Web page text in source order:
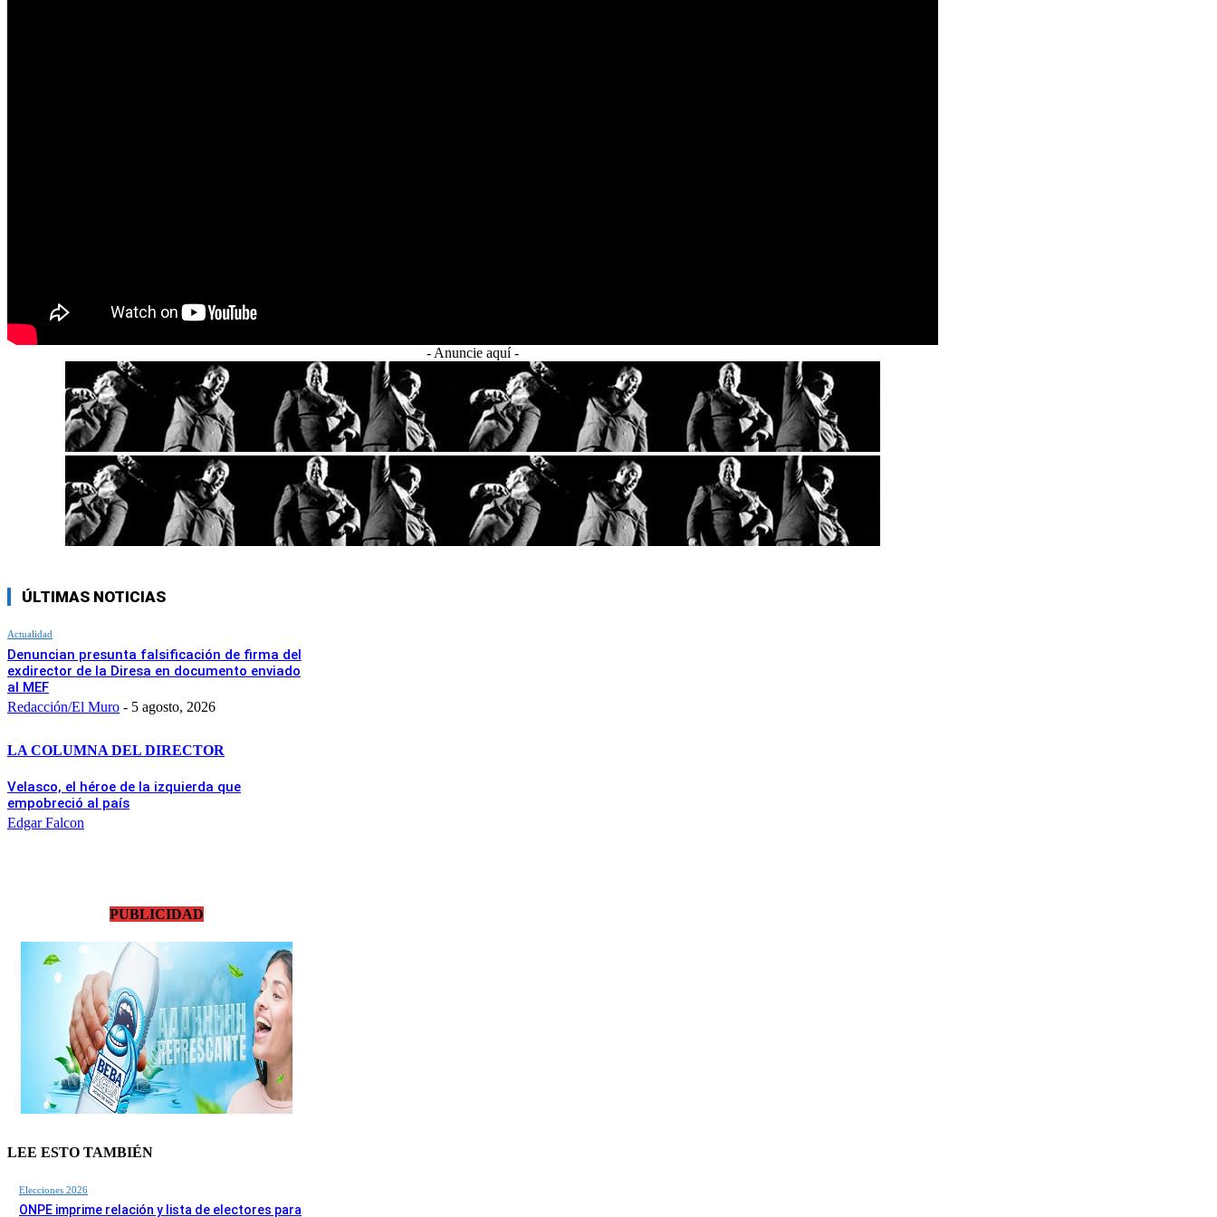
- Anuncie aquí -
ÚLTIMAS NOTICIAS
Actualidad
Denuncian presunta falsificación de firma del
exdirector de la Diresa en documento enviado
al MEF
Redacción/El Muro - 5 agosto, 2026
LA COLUMNA DEL DIRECTOR
Velasco, el héroe de la izquierda que
empobreció al país
Edgar Falcon
PUBLICIDAD
LEE ESTO TAMBIÉN
Elecciones 2026
ONPE imprime relación y lista de electores para